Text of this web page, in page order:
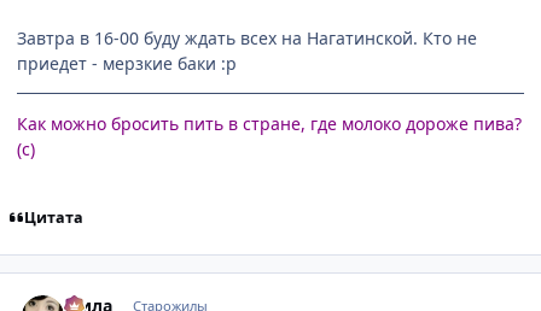
Завтра в 16-00 буду ждать всех на Нагатинской. Кто не
приедет - мерзкие баки :р
Как можно бросить пить в стране, где молоко дороже пива?
(с)
Цитата
Мила Старожилы